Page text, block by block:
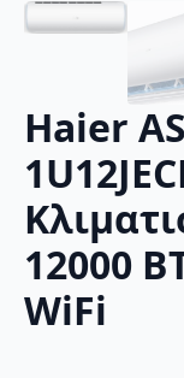
Haier
12000
WiFi